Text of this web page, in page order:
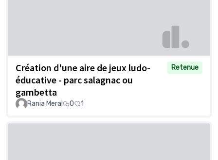
Création d'une aire de jeux ludo-
éducative - parc salagnac ou
gambetta
Retenue
Rania Meral 0 1